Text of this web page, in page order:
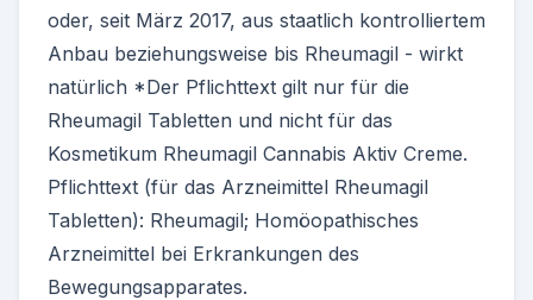
oder, seit März 2017, aus staatlich kontrolliertem
Anbau beziehungsweise bis Rheumagil - wirkt
natürlich *Der Pflichttext gilt nur für die
Rheumagil Tabletten und nicht für das
Kosmetikum Rheumagil Cannabis Aktiv Creme.
Pflichttext (für das Arzneimittel Rheumagil
Tabletten): Rheumagil; Homöopathisches
Arzneimittel bei Erkrankungen des
Bewegungsapparates.